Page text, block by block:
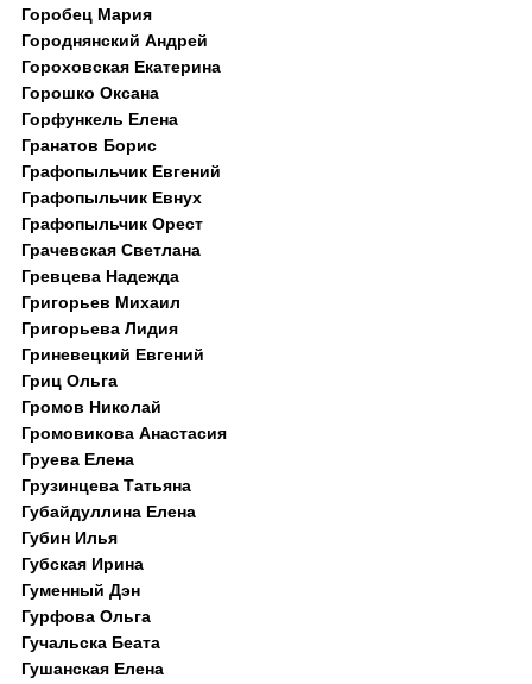
Горобец Мария
Городнянский Андрей
Гороховская Екатерина
Горошко Оксана
Горфункель Елена
Гранатов Борис
Графопыльчик Евгений
Графопыльчик Евнух
Графопыльчик Орест
Грачевская Светлана
Гревцева Надежда
Григорьев Михаил
Григорьева Лидия
Гриневецкий Евгений
Гриц Ольга
Громов Николай
Громовикова Анастасия
Груева Елена
Грузинцева Татьяна
Губайдуллина Елена
Губин Илья
Губская Ирина
Гуменный Дэн
Гурфова Ольга
Гучальска Беата
Гушанская Елена